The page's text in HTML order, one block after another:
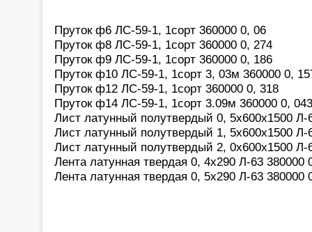
Пруток ф6 ЛС-59-1, 1сорт 360000 0, 06
Пруток ф8 ЛС-59-1, 1сорт 360000 0, 274
Пруток ф9 ЛС-59-1, 1сорт 360000 0, 186
Пруток ф10 ЛС-59-1, 1сорт 3, 03м 360000 0,
Пруток ф12 ЛС-59-1, 1сорт 360000 0, 318
Пруток ф14 ЛС-59-1, 1сорт 3.09м 360000 0, 043
Лист латунный полутвердый 0, 5х600х1500 Л-
Лист латунный полутвердый 1, 5х600х1500 Л-
Лист латунный полутвердый 2, 0х600х1500 Л-
Лента латунная твердая 0, 4х290 Л-63 380000
Лента латунная твердая 0, 5х290 Л-63 380000